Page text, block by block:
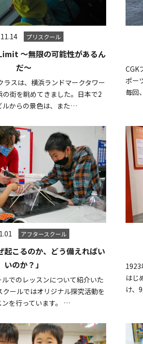
プリスクール
～無限の可能性があるん
だ～
ラスは、横浜ランドマークタワー
の街を眺めてきました。日本で2
ルからの景色は、また…
CGK
ポー
毎回
アフタースクール
起こるのか、どう備えればい
いのか？」
でのレッスンについて紹介いた
クールではオリジナル探究活動を
ンを行っています。 …
1923
はじ
け、